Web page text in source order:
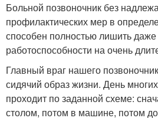
Больной позвоночник без
профилактических мер в
способен полностью лишить
работоспособности на очень
Главный враг нашего
сидячий образ жизни. День
проходит по заданной схеме:
столом, потом в машине, потом